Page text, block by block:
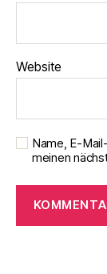
Website
Name, E-
meinen